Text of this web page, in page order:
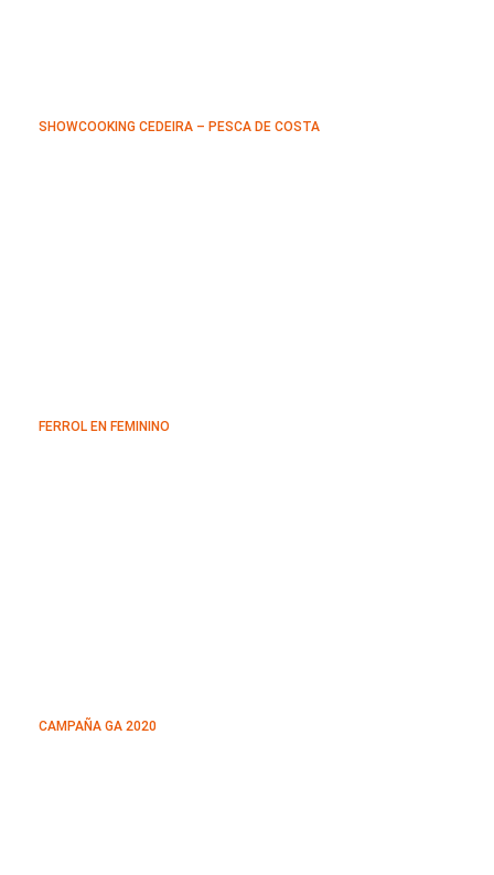
SHOWCOOKING CEDEIRA – PESCA DE COSTA
FERROL EN FEMININO
CAMPAÑA GA 2020